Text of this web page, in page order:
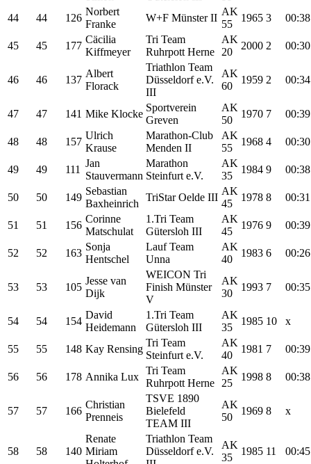
44 44 126
Norbert
Franke
W+F Münster II
AK
55
1965 3
45 45 177
Cäcilia
Kiffmeyer
Tri Team
Ruhrpott Herne
AK
20
2000 2
46 46 137
Albert
Florack
Triathlon Team
Düsseldorf e.V.
III
AK
60
1959 2
47 47 141 Mike Klocke
Sportverein
Greven
AK
50
1970 7
48 48 157
Ulrich
Krause
Marathon-Club
Menden II
AK
55
1968 4
49 49 111
Jan
Stauvermann
Marathon
Steinfurt e.V.
AK
35
1984 9
50 50 149
Sebastian
Baxheinrich
TriStar Oelde III
AK
45
1978 8
51 51 156
Corinne
Matschulat
1.Tri Team
Gütersloh III
AK
45
1976 9
52 52 163
Sonja
Hentschel
Lauf Team
Unna
AK
40
1983 6
53 53 105
Jesse van
Dijk
WEICON Tri
Finish Münster
V
AK
30
1993 7
54 54 154
David
Heidemann
1.Tri Team
Gütersloh III
AK
35
1985 10 x
55 55 148 Kay Rensing
Tri Team
Steinfurt e.V.
AK
40
1981 7
56 56 178 Annika Lux
Tri Team
Ruhrpott Herne
AK
25
1998 8
57 57 166
Christian
Prenneis
TSVE 1890
Bielefeld
TEAM III
AK
50
1969 8 x
58 58 140
Renate
Miriam
Triathlon Team
Düsseldorf e.V.
AK
35
1985 11